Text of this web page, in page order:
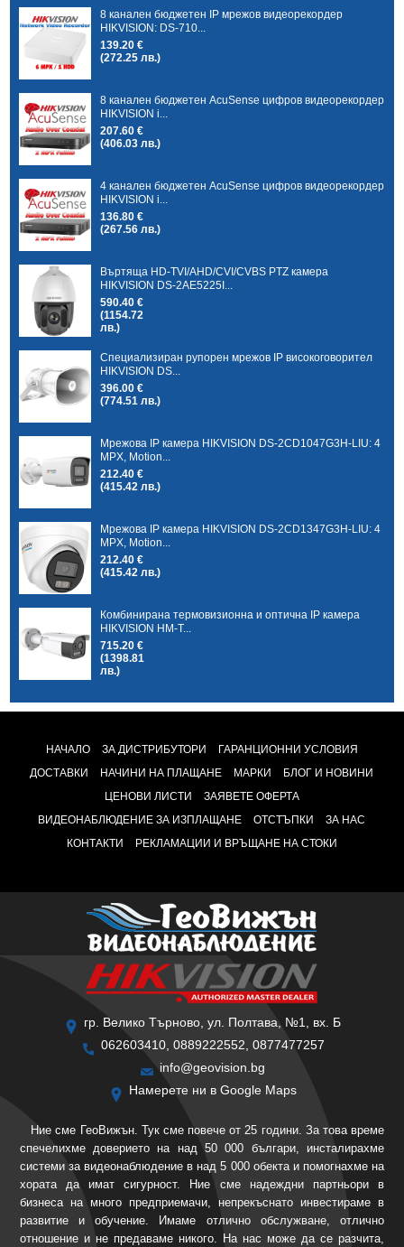
8 канален бюджетен IP мрежов видеорекордер
HIKVISION: DS-710...
139.20 €
(272.25 лв.)
8 канален бюджетен AcuSense цифров видеорекордер
HIKVISION i...
207.60 €
(406.03 лв.)
4 канален бюджетен AcuSense цифров видеорекордер
HIKVISION i...
136.80 €
(267.56 лв.)
Въртяща HD-TVI/AHD/CVI/CVBS PTZ камера
HIKVISION DS-2AE5225I...
590.40 €
(1154.72
лв.)
Специализиран рупорен мрежов IP високоговорител
HIKVISION DS...
396.00 €
(774.51 лв.)
Мрежова IP камера HIKVISION DS-2CD1047G3H-LIU: 4
MPX, Motion...
212.40 €
(415.42 лв.)
Мрежова IP камера HIKVISION DS-2CD1347G3H-LIU: 4
MPX, Motion...
212.40 €
(415.42 лв.)
Комбинирана термовизионна и оптична IP камера
HIKVISION HM-T...
715.20 €
(1398.81
лв.)
НАЧАЛО ЗА ДИСТРИБУТОРИ
ГАРАНЦИОННИ УСЛОВИЯ
ДОСТАВКИ
НАЧИНИ НА ПЛАЩАНЕ МАРКИ
БЛОГ И НОВИНИ
ЦЕНОВИ ЛИСТИ
ЗАЯВЕТЕ ОФЕРТА
ВИДЕОНАБЛЮДЕНИЕ ЗА ИЗПЛАЩАНЕ
ОТСТЪПКИ
ЗА НАС
КОНТАКТИ
РЕКЛАМАЦИИ И ВРЪЩАНЕ НА СТОКИ
гр. Велико Търново, ул. Полтава, №1, вх. Б
062603410, 0889222552, 0877477257
info@geovision.bg
Намерете ни в Google Maps
Ние сме ГеоВижън. Тук сме повече от 25 години. За това време
спечелихме доверието на над 50 000 българи, инсталирахме
системи за видеонаблюдение в над 5 000 обекта и помогнахме на
хората да имат сигурност. Ние сме надеждни партньори в
бизнеса на много предприемачи, непрекъснато инвестираме в
развитие и обучение. Имаме отлично обслужване, отлично
отношение и не предаваме никого. На нас може да се разчита,